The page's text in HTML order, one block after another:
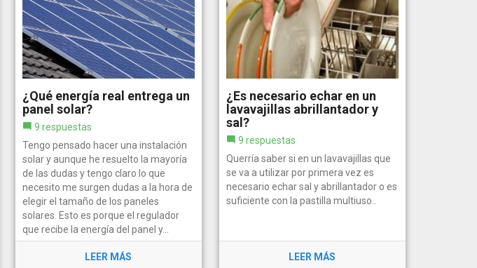
LEER MÁS
¿Qué energía real entrega un
panel solar?
9 respuestas
Tengo pensado hacer una instalación
solar y aunque he resuelto la mayoría
de las dudas y tengo claro lo que
necesito me surgen dudas a la hora de
elegir el tamaño de los paneles
solares. Esto es porque el regulador
que recibe la energía del panel y...
LEER MÁS
¿Es necesario echar en un
lavavajillas abrillantador y
sal?
9 respuestas
Querría saber si en un lavavajillas que
se va a utilizar por primera vez es
necesario echar sal y abrillantador o es
suficiente con la pastilla multiuso..